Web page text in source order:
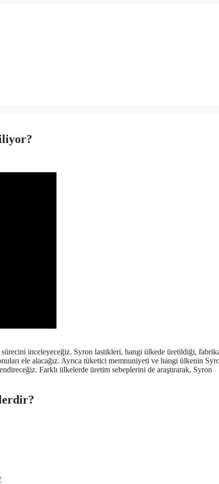
inceleyeceğiz. Syron lastikleri, hangi ülkede üretildiği,
ele alacağız. Ayrıca tüketici memnuniyeti ve hangi ülkenin
Farklı ülkelerde üretim sebeplerini de araştırarak, Syron